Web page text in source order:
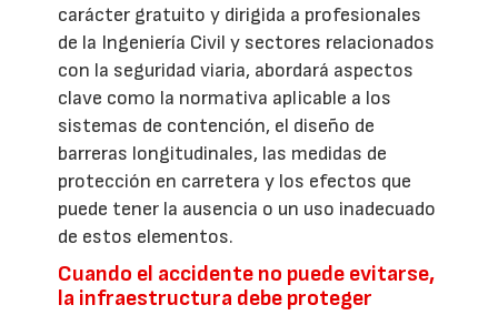
carácter gratuito y dirigida a profesionales
de la Ingeniería Civil y sectores relacionados
con la seguridad viaria, abordará aspectos
clave como la normativa aplicable a los
sistemas de contención, el diseño de
barreras longitudinales, las medidas de
protección en carretera y los efectos que
puede tener la ausencia o un uso inadecuado
de estos elementos.
Cuando el accidente no puede evitarse,
la infraestructura debe proteger